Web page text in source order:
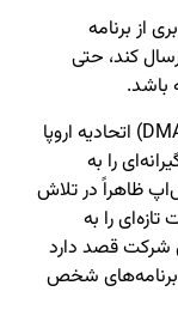
از برنامه
کند، حتی
باشد.
قانونی تحت عنوان قانون بازارهای دیجیتال (DMA) اتحادیه اروپا
را به
ظاهراً در تلاش
را به
شرکت قصد دارد
برنامه‌های شخص